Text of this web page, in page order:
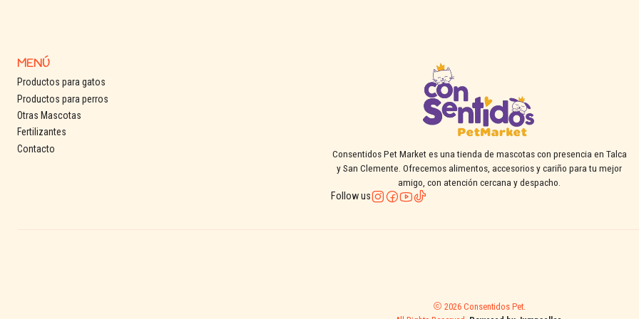
MENÚ
Productos para gatos
Productos para perros
Otras Mascotas
Fertilizantes
Contacto
Consentidos Pet Market es una tienda de mascotas con presencia en Talca
y San Clemente. Ofrecemos alimentos, accesorios y cariño para tu mejor
amigo, con atención cercana y despacho.
Follow us
2026 Consentidos Pet.